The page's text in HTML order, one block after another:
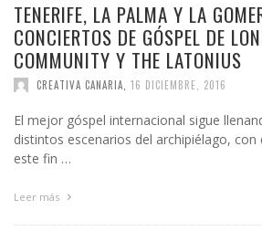
TENERIFE, LA PALMA Y LA
CONCIERTOS DE GÓSPEL DE
COMMUNITY Y THE LATONIUS
CREATIVA CANARIA 16 DICIEMBRE, 2016
El mejor góspel internacional sigue
distintos escenarios del archipiélago, con
este fin …
Leer más